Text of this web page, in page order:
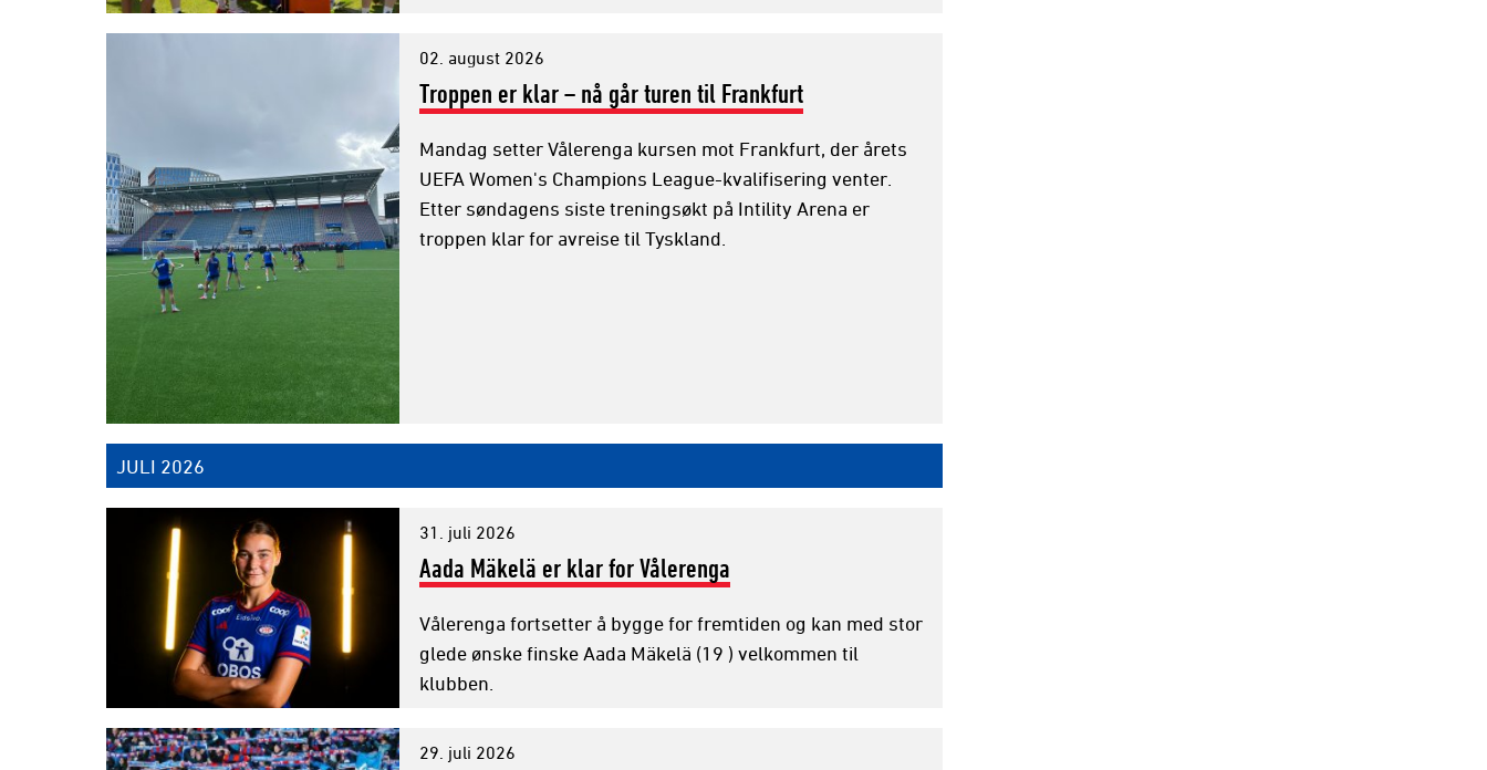
02. august 2026
Troppen er klar – nå går turen til Frankfurt
Mandag setter Vålerenga kursen mot Frankfurt, der årets
UEFA Women's Champions League-kvalifisering venter.
Etter søndagens siste treningsøkt på Intility Arena er
troppen klar for avreise til Tyskland.
JULI 2026
31. juli 2026
Aada Mäkelä er klar for Vålerenga
Vålerenga fortsetter å bygge for fremtiden og kan med stor
glede ønske finske Aada Mäkelä (19 ) velkommen til
klubben.
29. juli 2026